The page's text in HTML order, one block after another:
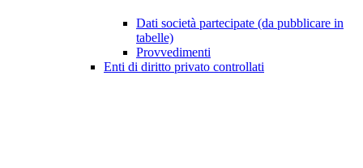
Dati società partecipate (da pubblicare in
tabelle)
Provvedimenti
Enti di diritto privato controllati